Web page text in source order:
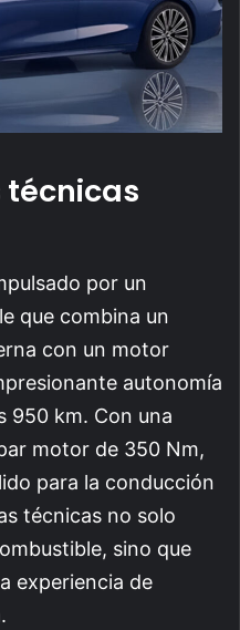
por un
que combina un
con un motor
autonomía
950 km. Con una
motor de 350 Nm,
para la conducción
técnicas no solo
sino que
experiencia de